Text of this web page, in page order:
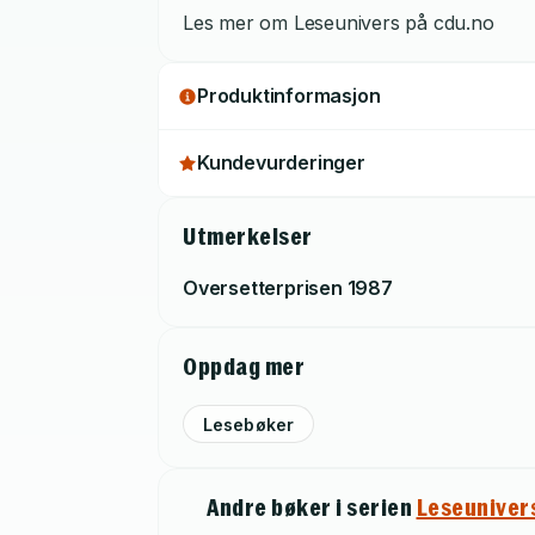
Les mer om Leseunivers på cdu.no
Produktinformasjon
Kundevurderinger
Utmerkelser
Oversetterprisen 1987
Oppdag mer
Lesebøker
Andre bøker i serien